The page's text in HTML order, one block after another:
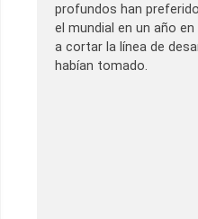
profundos han
el mundial en un año
a cortar la línea de
habían tomado.